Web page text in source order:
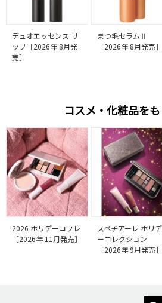
デュオエッセンス リ
ップ［2026年 8月発
売］
まつ毛セラムⅡ
［2026年 8月発売］
コスメ・化粧品を
2026 ホリデーコフレ
［2026年 11月発売］
スペチアーレ ホリデ
ーコレクション
［2026年 9月発売］